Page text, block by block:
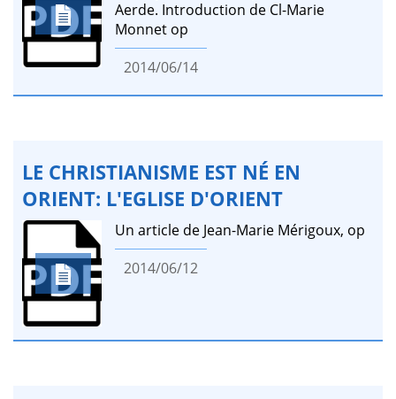
Aerde. Introduction de Cl-Marie
Monnet op
2014/06/14
LE CHRISTIANISME EST NÉ EN
ORIENT: L'EGLISE D'ORIENT
Un article de Jean-Marie Mérigoux, op
2014/06/12